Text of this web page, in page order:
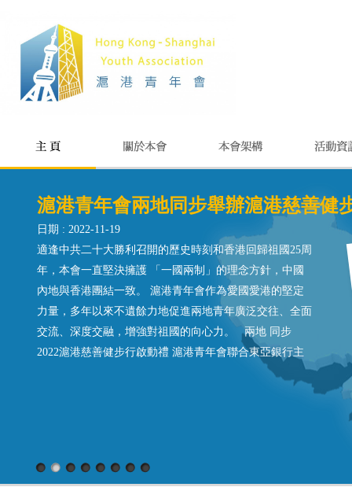
滬港青年會兩地同步舉辦滬港慈善
日期 : 2022-11-19
適逢中共二十大勝利召開的歷史時刻和香港回歸祖國25周
年，本會一直堅決擁護 「一國兩制」的理念方針，中國
內地與香港團結一致。 滬港青年會作為愛國愛港的堅定
力量，多年以來不遺餘力地促進兩地青年廣泛交往、全面
交流、深度交融，增強對祖國的向心力。 兩地 同步
2022滬港慈善健步行啟動禮 滬港青年會聯合東亞銀行主
辦「滬港慈善健步行——獻禮二十大 共慶回歸二十五」
發言 （香港特別行政區駐上海經濟貿易辦事處蔡亮主